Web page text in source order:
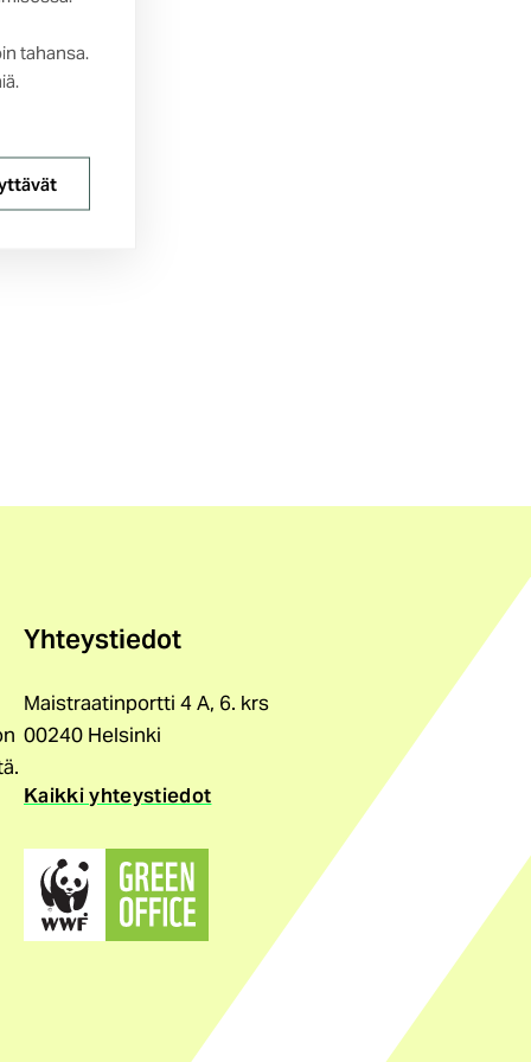
tahansa.
Yhteystiedot
Maistraatinportti 4 A, 6. krs
00240 Helsinki
Kaikki yhteystiedot